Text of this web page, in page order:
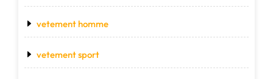
vetement homme
vetement sport